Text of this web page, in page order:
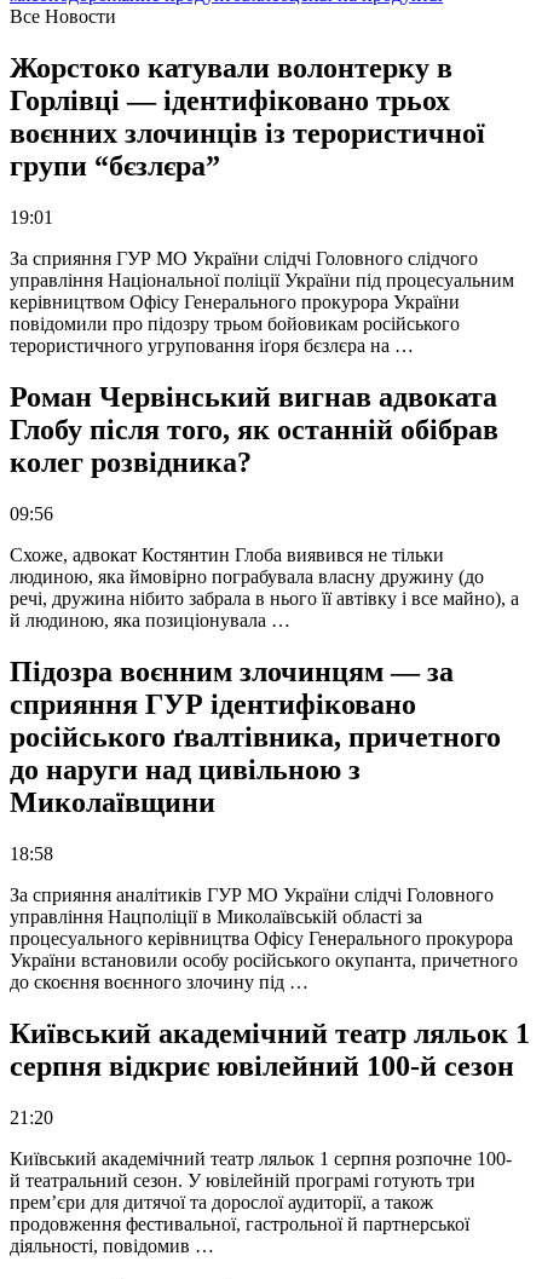
Все Новости
Жорстоко катували волонтерку в
Горлівці — ідентифіковано трьох
воєнних злочинців із терористичної
групи “бєзлєра”
19:01
За сприяння ГУР МО України слідчі Головного слідчого
управління Національної поліції України під процесуальним
керівництвом Офісу Генерального прокурора України
повідомили про підозру трьом бойовикам російського
терористичного угруповання іґоря бєзлєра на …
Роман Червінський вигнав адвоката
Глобу після того, як останній обібрав
колег розвідника?
09:56
Схоже, адвокат Костянтин Глоба виявився не тільки
людиною, яка ймовірно пограбувала власну дружину (до
речі, дружина нібито забрала в нього її автівку і все майно), а
й людиною, яка позиціонувала …
Підозра воєнним злочинцям — за
сприяння ГУР ідентифіковано
російського ґвалтівника, причетного
до наруги над цивільною з
Миколаївщини
18:58
За сприяння аналітиків ГУР МО України слідчі Головного
управління Нацполіції в Миколаївській області за
процесуального керівництва Офісу Генерального прокурора
України встановили особу російського окупанта, причетного
до скоєння воєнного злочину під …
Київський академічний театр ляльок 1
серпня відкриє ювілейний 100-й сезон
21:20
Київський академічний театр ляльок 1 серпня розпочне 100-
й театральний сезон. У ювілейній програмі готують три
прем’єри для дитячої та дорослої аудиторії, а також
продовження фестивальної, гастрольної й партнерської
діяльності, повідомив …